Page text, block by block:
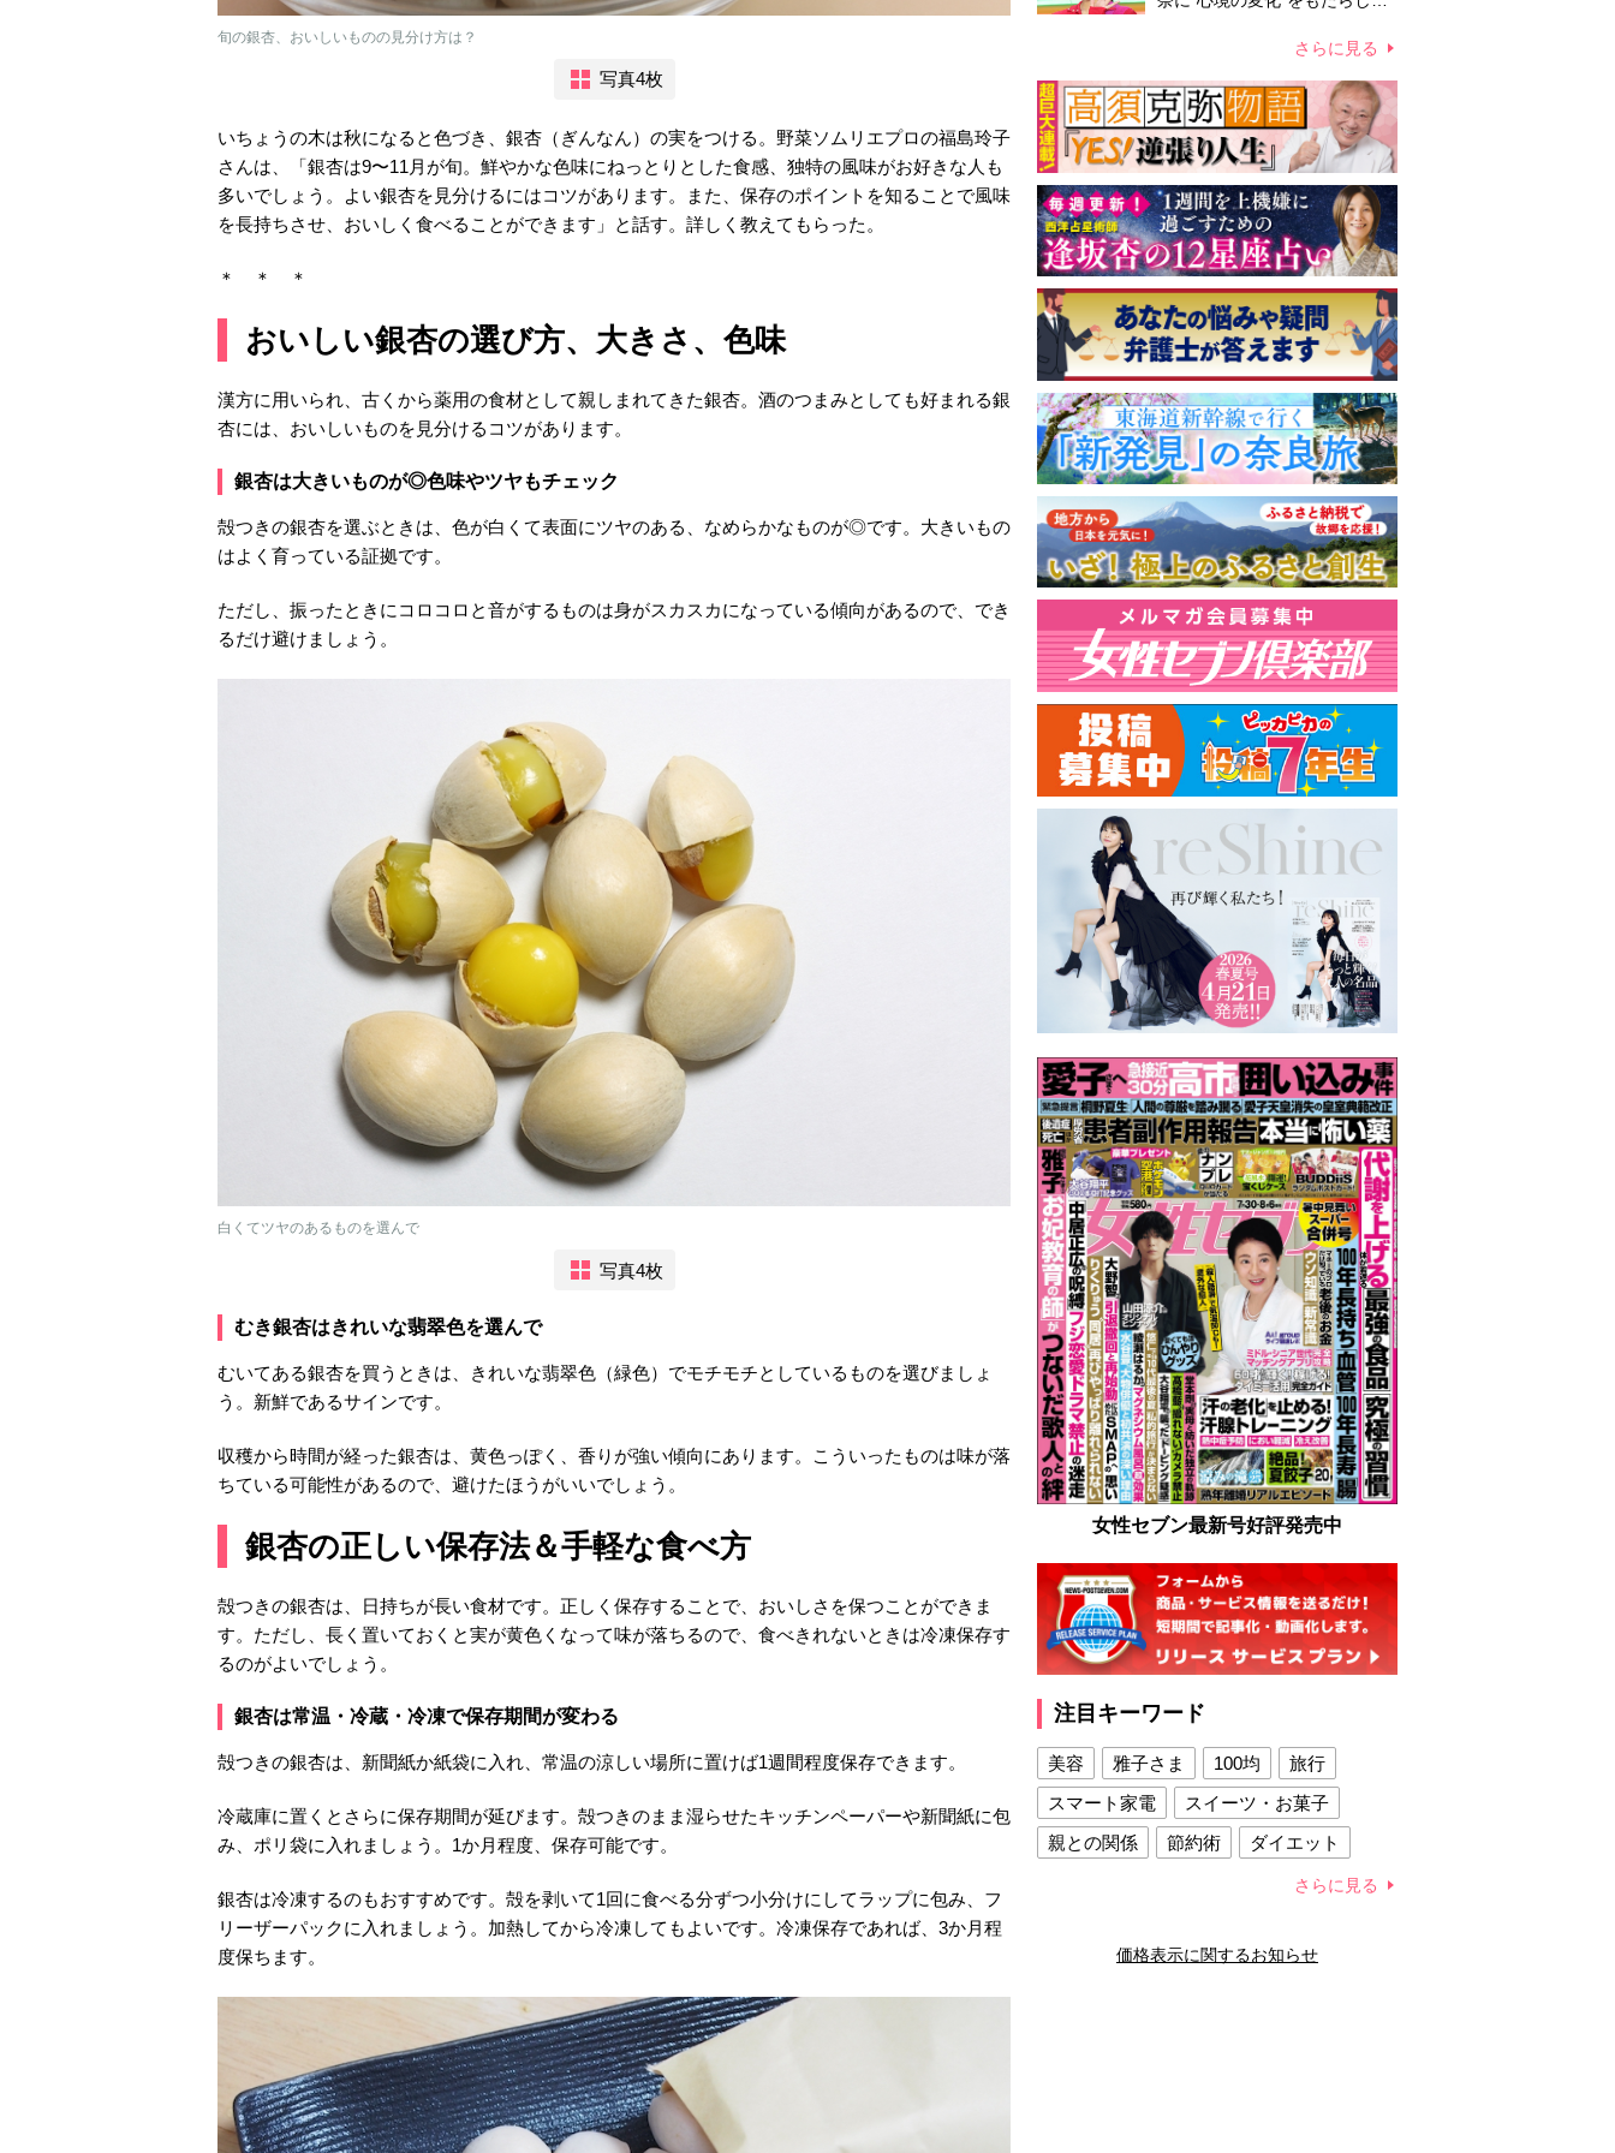
旬の銀杏、おいしいものの見分け方は？
写真4枚
いちょうの木は秋になると色づき、銀杏（ぎんなん）の実をつける。野菜ソムリエプロの福島玲子
さんは、「銀杏は9〜11月が旬。鮮やかな色味にねっとりとした食感、独特の風味がお好きな人も
多いでしょう。よい銀杏を見分けるにはコツがあります。また、保存のポイントを知ることで風味
を長持ちさせ、おいしく食べることができます」と話す。詳しく教えてもらった。
＊ ＊ ＊
おいしい銀杏の選び方、大きさ、色味
漢方に用いられ、古くから薬用の食材として親しまれてきた銀杏。酒のつまみとしても好まれる銀
杏には、おいしいものを見分けるコツがあります。
銀杏は大きいものが◎色味やツヤもチェック
殻つきの銀杏を選ぶときは、色が白くて表面にツヤのある、なめらかなものが◎です。大きいもの
はよく育っている証拠です。
ただし、振ったときにコロコロと音がするものは身がスカスカになっている傾向があるので、でき
るだけ避けましょう。
白くてツヤのあるものを選んで
写真4枚
むき銀杏はきれいな翡翠色を選んで
むいてある銀杏を買うときは、きれいな翡翠色（緑色）でモチモチとしているものを選びましょ
う。新鮮であるサインです。
収穫から時間が経った銀杏は、黄色っぽく、香りが強い傾向にあります。こういったものは味が落
ちている可能性があるので、避けたほうがいいでしょう。
銀杏の正しい保存法＆手軽な食べ方
殻つきの銀杏は、日持ちが長い食材です。正しく保存することで、おいしさを保つことができま
す。ただし、長く置いておくと実が黄色くなって味が落ちるので、食べきれないときは冷凍保存す
るのがよいでしょう。
銀杏は常温・冷蔵・冷凍で保存期間が変わる
殻つきの銀杏は、新聞紙か紙袋に入れ、常温の涼しい場所に置けば1週間程度保存できます。
冷蔵庫に置くとさらに保存期間が延びます。殻つきのまま湿らせたキッチンペーパーや新聞紙に包
み、ポリ袋に入れましょう。1か月程度、保存可能です。
銀杏は冷凍するのもおすすめです。殻を剥いて1回に食べる分ずつ小分けにしてラップに包み、フ
リーザーパックに入れましょう。加熱してから冷凍してもよいです。冷凍保存であれば、3か月程
度保ちます。
って「がんに蝕まれる母」を演
さらに見る
女性セブン最新号好評発売中
注目キーワード
美容 雅子さま 100均
旅行
スマート家電
スイーツ・お菓子
親との関係
節約術
ダイエット
夫との関係
新津春子 どか食い
さらに見る
価格表示に関するお知らせ